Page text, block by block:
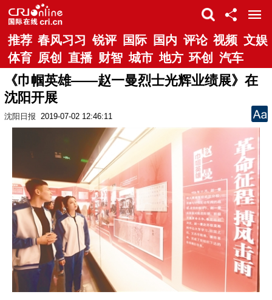
推荐 春风习习 锐评 国际 国内 评论 视频 文娱
体育 原创 直播 财智 城市 地方 环创 汽车
《巾帼英雄——赵一曼烈士光辉业绩展》在
沈阳开展
沈阳日报 2019-07-02 12:46:11